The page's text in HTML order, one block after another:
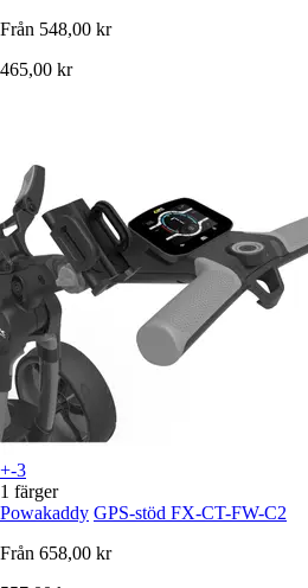
Från 548,00 kr
465,00 kr
+-3
1 färger
Powakaddy GPS-stöd FX-CT-FW-C2
Från 658,00 kr